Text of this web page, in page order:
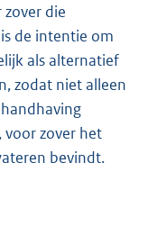
die
de intentie om
als alternatief
zodat niet alleen
zover het
bevindt.